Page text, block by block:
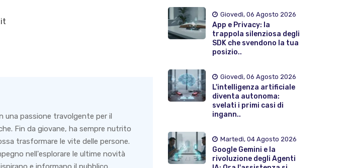
una passione travolgente per il
Fin da giovane, ha sempre nutrito
trasformare le vite delle persone.
nell'esplorare le ultime novità
Giovedì, 06 Agosto 2026
App e Privacy: la
trappola silenziosa degli
SDK che svendono la tua
posizio..
Giovedì, 06 Agosto 2026
L'intelligenza artificiale
diventa autonoma:
svelati i primi casi di
ingann..
Martedì, 04 Agosto 2026
Google Gemini e la
rivoluzione degli Agenti